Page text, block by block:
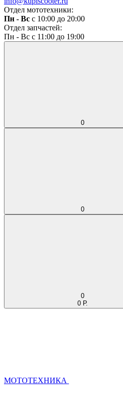
Отдел мототехники:
Пн - Вс с 10:00 до 20:00
Отдел запчастей:
Пн - Вс с 11:00 до 19:00
0
0
0
0 Р.
МОТОТЕХНИКА